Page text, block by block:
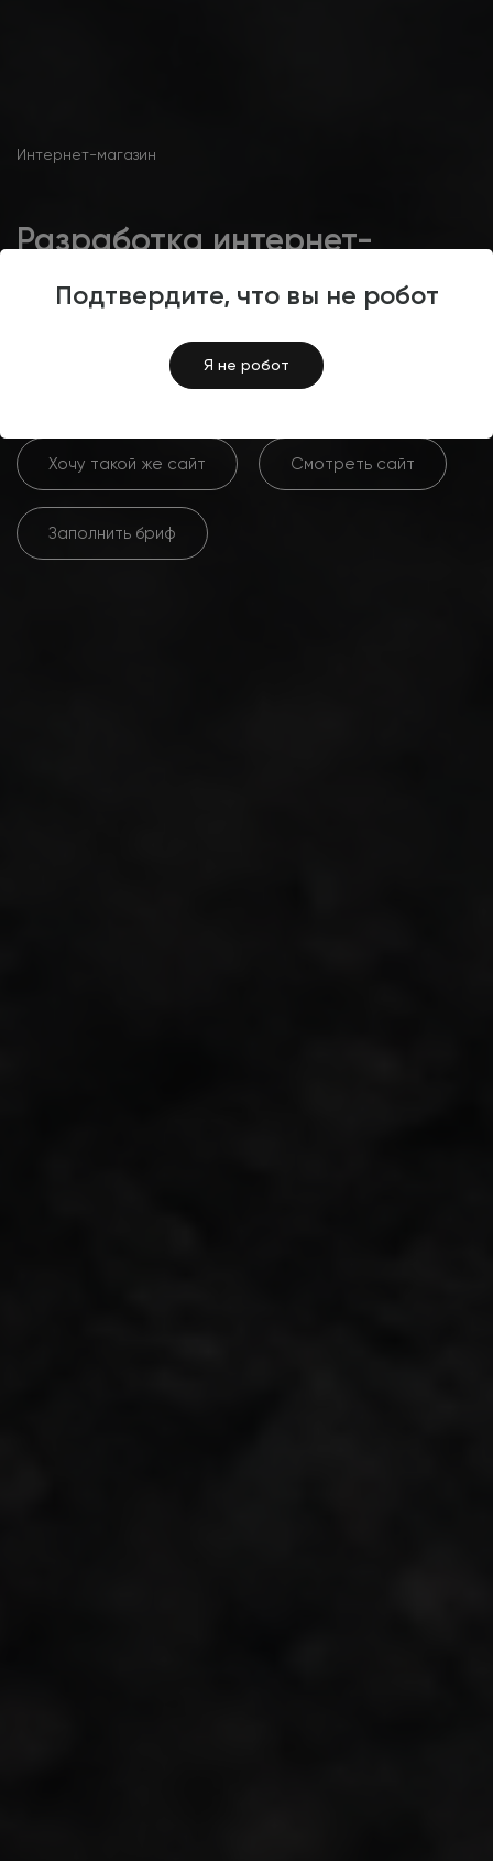
Подтвердите, что вы не робот
Я не робот
Интернет-магазин
Разработка интернет-
магазина по продаже
аксессуаров для часов
Хочу такой же сайт Смотреть сайт
Заполнить бриф